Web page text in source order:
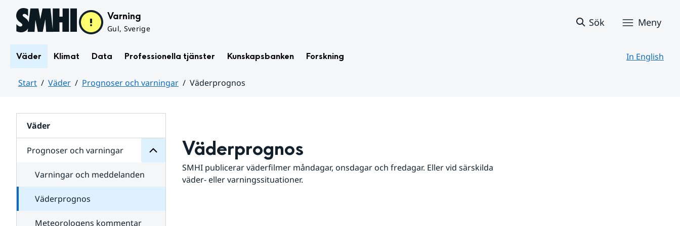
Hoppa till sidans innehåll Varning
Gul, Sverige
Sök Meny
Väder Klimat Data Professionella tjänster Kunskapsbanken Forskning In English
Start Väder Prognoser och varningar
Väderprognos
Väder
Prognoser och varningar
för
varningar
Varningar och meddelanden
Väderprognos
Meteorologens kommentar
Väderprognos
SMHI publicerar väderfilmer måndagar, onsdagar och fredagar. Eller vid särskilda
väder- eller varningssituationer.